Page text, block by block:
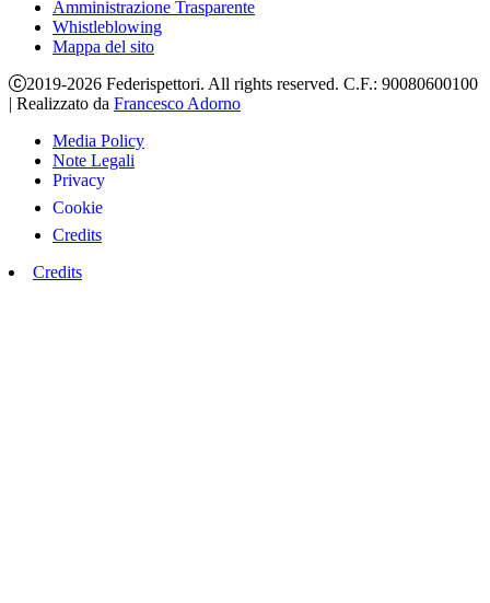
Amministrazione Trasparente
Whistleblowing
Mappa del sito
2019-2026 Federispettori. All rights reserved. C.F.: 90080600100
| Realizzato da Francesco Adorno
Media Policy
Note Legali
Privacy
Cookie
Credits
Credits